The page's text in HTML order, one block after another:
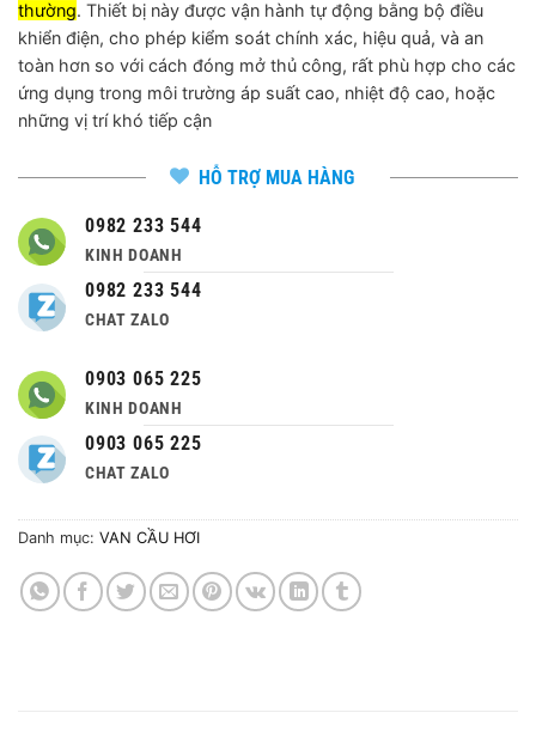
thường. Thiết bị này được vận hành tự động bằng bộ điều
khiển điện, cho phép kiểm soát chính xác, hiệu quả, và an
toàn hơn so với cách đóng mở thủ công, rất phù hợp cho các
ứng dụng trong môi trường áp suất cao, nhiệt độ cao, hoặc
những vị trí khó tiếp cận
HỖ TRỢ MUA HÀNG
0982 233 544
KINH DOANH
0982 233 544
CHAT ZALO
0903 065 225
KINH DOANH
0903 065 225
CHAT ZALO
Danh mục: VAN CẦU HƠI